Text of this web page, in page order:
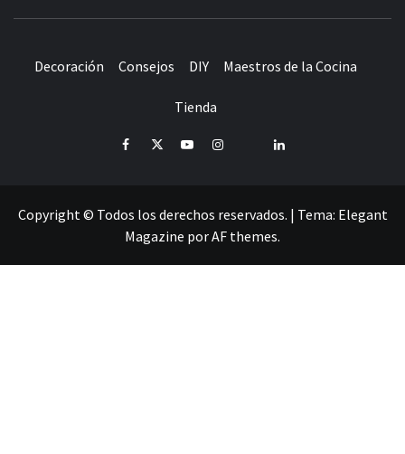
Decoración Consejos DIY Maestros de la Cocina
Tienda
FacebookTwitterYoutubeInstagramPinterestLinkedIn
Copyright © Todos los derechos reservados. | Tema: Elegant
Magazine porAF themes.